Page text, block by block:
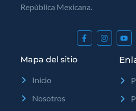
República Mexicana.
Mapa del sitio
Inicio
Nosotros